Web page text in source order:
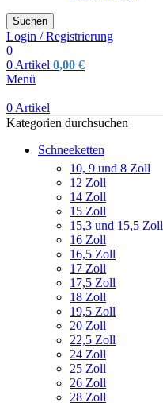
Suchen
Login / Registrierung
0
0 Artikel 0,00 €
Menü
0 Artikel
Kategorien durchsuchen
Schneeketten
10, 9 und 8 Zoll
12 Zoll
14 Zoll
15 Zoll
15,3 und 15,5 Zoll
16 Zoll
16,5 Zoll
17 Zoll
17,5 Zoll
18 Zoll
19,5 Zoll
20 Zoll
22,5 Zoll
24 Zoll
25 Zoll
26 Zoll
28 Zoll